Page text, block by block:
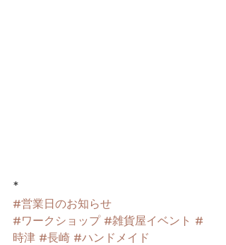
*
#営業日のお知らせ
#ワークショップ #雑貨屋イベント #
時津 #長崎 #ハンドメイド